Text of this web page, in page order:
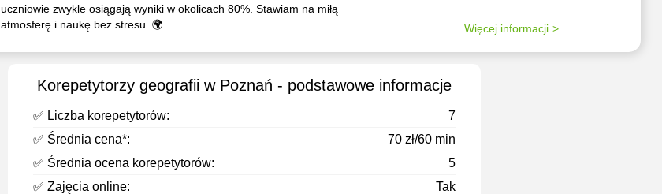
uczniowie zwykle osiągają wyniki w okolicach 80%. Stawiam na miłą
atmosferę i naukę bez stresu. 🌍
Więcej informacji
Korepetytorzy geografii w Poznań - podstawowe informacje
✅ Liczba korepetytorów:
7
✅ Średnia cena*:
70 zł/60 min
✅ Średnia ocena korepetytorów:
5
✅ Zajęcia online:
Tak